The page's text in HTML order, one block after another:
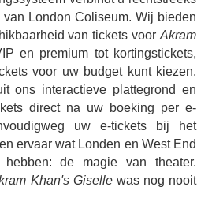
vanGisellekreeg lovende
Express noemde het '
verwoestend' en The Stage
.
Henderson en decorontwerp
winnaar Tim Yip (Crouching
) wordt de onheilspellende
wraakzuchtige geesten
wordt meegevoerd in de
van
van London Coliseum. Wij bieden
van tickets voor Akram
en premium tot kortingstickets,
voor uw budget kunt kiezen.
ons interactieve plattegrond en
direct na uw boeking per e-
uw e-tickets bij het
ervaar wat Londen en West End
de magie van theater.
Khan's Gisellewas nog nooit